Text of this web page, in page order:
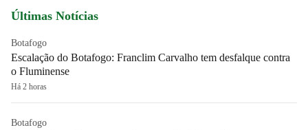
Últimas Notícias
Botafogo
Escalação do Botafogo: Franclim Carvalho tem desfalque contra
o Fluminense
Há 2 horas
Botafogo